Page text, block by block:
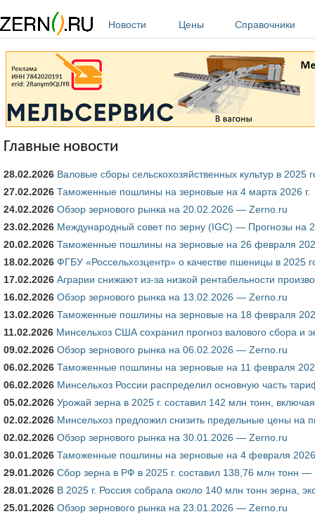
Новости
Цены Справочники
Главные новости
28.02.2026 Валовые сборы сельскохозяйственных культур в 2025
27.02.2026 Таможенные пошлины на зерновые на 4 марта 2026 г.
24.02.2026 Обзор зернового рынка на 20.02.2026 — Zerno.ru
23.02.2026 Международный совет по зерну (IGC) — Прогнозы на
20.02.2026 Таможенные пошлины на зерновые на 26 февраля
18.02.2026 ФГБУ «Россельхозцентр» о качестве пшеницы в 2025
17.02.2026 Аграрии снижают из-за низкой рентабельности
16.02.2026 Обзор зернового рынка на 13.02.2026 — Zerno.ru
13.02.2026 Таможенные пошлины на зерновые на 18 февраля
11.02.2026 Минсельхоз США сохранил прогноз валового сбора и
09.02.2026 Обзор зернового рынка на 06.02.2026 — Zerno.ru
06.02.2026 Таможенные пошлины на зерновые на 11 февраля
06.02.2026 Минсельхоз России распределил основную часть
05.02.2026 Урожай зерна в 2025 г. составил 142 млн тонн,
02.02.2026 Минсельхоз предложил снизить предельные цены на
02.02.2026 Обзор зернового рынка на 30.01.2026 — Zerno.ru
30.01.2026 Таможенные пошлины на зерновые на 4 февраля 2026
29.01.2026 Сбор зерна в РФ в 2025 г. составил 138,76 млн тонн —
28.01.2026 В 2025 г. Россия собрала около 140 млн тонн зерна,
25.01.2026 Обзор зернового рынка на 23.01.2026 — Zerno.ru